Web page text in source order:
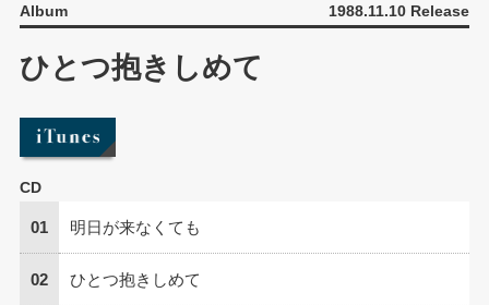
Album 1988.11.10 Release
ひとつ抱きしめて
CD
01 明日が来なくても
02 ひとつ抱きしめて